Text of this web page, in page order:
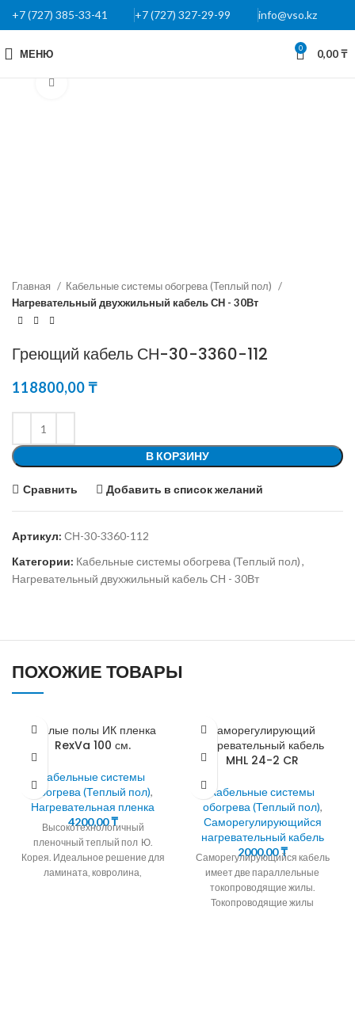
+7 (727) 385-33-41 +7 (727) 327-29-99 info@vso.kz
МЕНЮ 0 0,00₸
Главная
Кабельные системы обогрева (Теплый пол)
Нагревательный двухжильный кабель СН - 30Вт
Греющий кабель СН-30-3360-112
118800,00₸
В КОРЗИНУ
Сравнить Добавить в список желаний
Артикул: СН-30-3360-112
Категории: Кабельные системы обогрева (Теплый пол),
Нагревательный двухжильный кабель СН - 30Вт
ПОХОЖИЕ ТОВАРЫ
Теплые полы ИК пленка
RexVa 100 см.
Кабельные системы
обогрева (Теплый пол),
Нагревательная пленка
4200,00₸
Высокотехнологичный
пленочный теплый пол Ю.
Корея. Идеальное решение для
ламината, ковролина,
Саморегулирующий
нагревательный кабель
MHL 24-2 CR
Кабельные системы
обогрева (Теплый пол),
Саморегулирующийся
нагревательный кабель
2000,00₸
Саморегулирующийся кабель
имеет две параллельные
токопроводящие жилы.
Токопроводящие жилы